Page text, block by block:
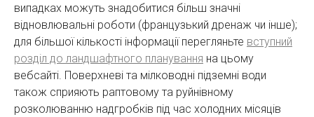
випадках можуть знадобитися більш значні
відновлювальні роботи (французький дренаж чи інше);
для більшої кількості інформації перегляньте вступний
розділ до ландшафтного планування на цьому
вебсайті. Поверхневі та мілководні підземні води
також сприяють раптовому та руйнівному
розколюванню надгробків під час холодних місяців